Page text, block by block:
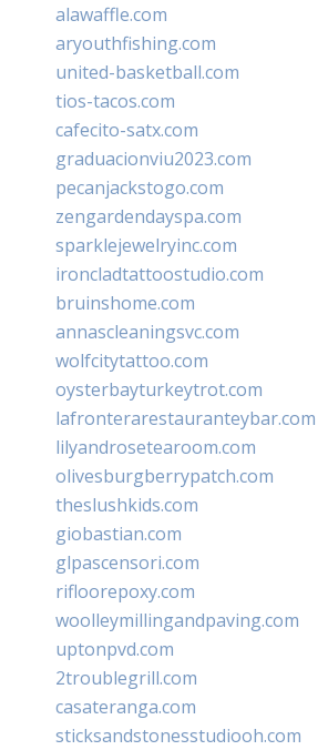
alawaffle.com
aryouthfishing.com
united-basketball.com
tios-tacos.com
cafecito-satx.com
graduacionviu2023.com
pecanjackstogo.com
zengardendayspa.com
sparklejewelryinc.com
ironcladtattoostudio.com
bruinshome.com
annascleaningsvc.com
wolfcitytattoo.com
oysterbayturkeytrot.com
lafronterarestauranteybar.com
lilyandrosetearoom.com
olivesburgberrypatch.com
theslushkids.com
giobastian.com
glpascensori.com
rifloorepoxy.com
woolleymillingandpaving.com
uptonpvd.com
2troublegrill.com
casateranga.com
sticksandstonesstudiooh.com